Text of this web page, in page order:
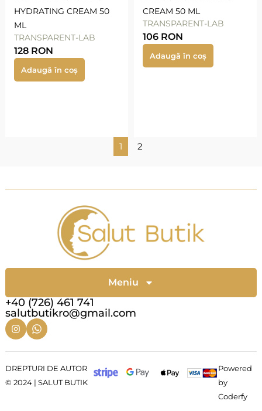
HYDRATING CREAM 50
ML
TRANSPARENT-LAB
128 RON
Adaugă în coș
CREAM 50 ML
TRANSPARENT-LAB
106 RON
Adaugă în coș
1 2
+40 (726) 461 741
salutbutikro@gmail.com
Meniu
DREPTURI DE AUTOR
© 2024 | SALUT BUTIK
Powered
by
Coderfy